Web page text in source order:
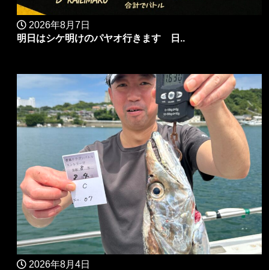
2026年8月7日
明日はシケ明けのパヤオ行きます 日..
2026年8月4日